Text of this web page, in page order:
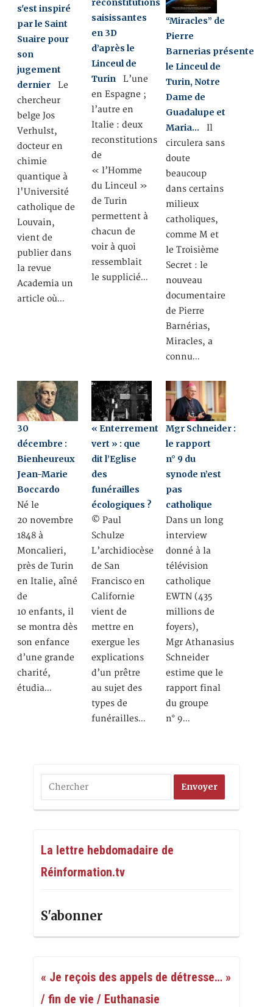
s'est inspiré
par le Saint
Suaire pour
son
jugement
dernier Le
chercheur
belge Jos
Verhulst,
docteur en
chimie
quantique à
l'Université
catholique de
Louvain,
vient de
publier dans
la revue
Academia un
article où…
reconstitutions
saisissantes
en 3D
d’après le
Linceul de
Turin L’une
en Espagne ;
l’autre en
Italie : deux
reconstitutions
de
« l’Homme
du Linceul »
de Turin
permettent à
chacun de
voir à quoi
ressemblait
le supplicié…
“Miracles” de
Pierre
Barnerias présente
le Linceul de
Turin, Notre
Dame de
Guadalupe et
Maria… Il
circulera sans
doute
beaucoup
dans certains
milieux
catholiques,
comme M et
le Troisième
Secret : le
nouveau
documentaire
de Pierre
Barnérias,
Miracles, a
connu…
30
décembre :
Bienheureux
Jean-Marie
Boccardo
Né le
20 novembre
1848 à
Moncalieri,
près de Turin
en Italie, aîné
de
10 enfants, il
se montra dès
son enfance
d’une grande
charité,
étudia…
« Enterrement
vert » : que
dit l’Eglise
des
funérailles
écologiques ?
© Paul
Schulze
L’archidiocèse
de San
Francisco en
Californie
vient de
mettre en
exergue les
explications
d’un prêtre
au sujet des
types de
funérailles…
Mgr Schneider :
le rapport
n° 9 du
synode n’est
pas
catholique
Dans un long
interview
donné à la
télévision
catholique
EWTN (435
millions de
foyers),
Mgr Athanasius
Schneider
estime que le
rapport final
du groupe
n° 9…
La lettre hebdomadaire de
Réinformation.tv
S'abonner
« Je reçois des appels de détresse… »
/ fin de vie / Euthanasie